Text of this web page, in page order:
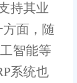
持其业
面，随
智能等
系统也